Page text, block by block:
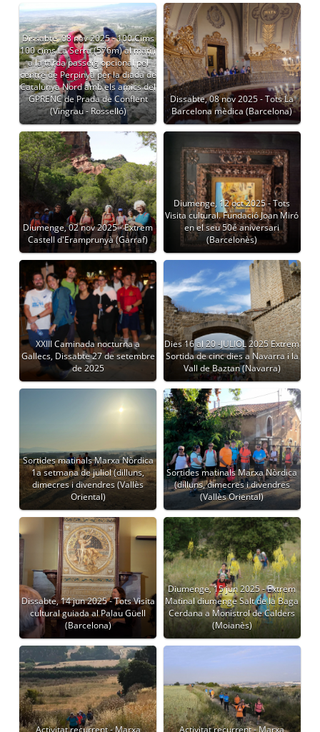
Dissabte, 08 nov 2025 - 100 Cims
100 cims La Serra (576m) al matí i
a la tarda passeig opcional pel
centre de Perpinyà per la diada de
Catalunya Nord amb els amics del
GPRENC de Prada de Conflent
(Vingrau - Rosselló)
Dissabte, 08 nov 2025 - Tots La
Barcelona mèdica (Barcelona)
Diumenge, 02 nov 2025 - Extrem
Castell d'Eramprunyà (Garraf)
Diumenge, 12 oct 2025 - Tots
Visita cultural. Fundació Joan Miró
en el seu 50é aniversari
(Barcelonès)
XXIII Caminada nocturna a
Gallecs, Dissabte 27 de setembre
de 2025
Dies 16 al 20 -JULIOL 2025 Extrem
Sortida de cinc dies a Navarra i la
Vall de Baztan (Navarra)
Sortides matinals Marxa Nòrdica
1a setmana de juliol (dilluns,
dimecres i divendres (Vallès
Oriental)
Sortides matinals Marxa Nòrdica
(dilluns, dimecres i divendres
(Vallès Oriental)
Dissabte, 14 jun 2025 - Tots Visita
cultural guiada al Palau Güell
(Barcelona)
Diumenge, 15 jun 2025 - Extrem
Matinal diumenge Salt de la Baga
Cerdana a Monistrol de Calders
(Moianès)
Activitat recurrent - Marxa
Activitat recurrent - Marxa